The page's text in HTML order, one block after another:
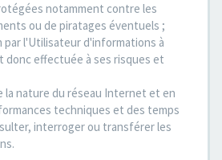
notamment contre les
ou de piratages éventuels ;
par l'Utilisateur d'informations à
donc effectuée à ses risques et
la nature du réseau Internet et en
techniques et des temps
interroger ou transférer les